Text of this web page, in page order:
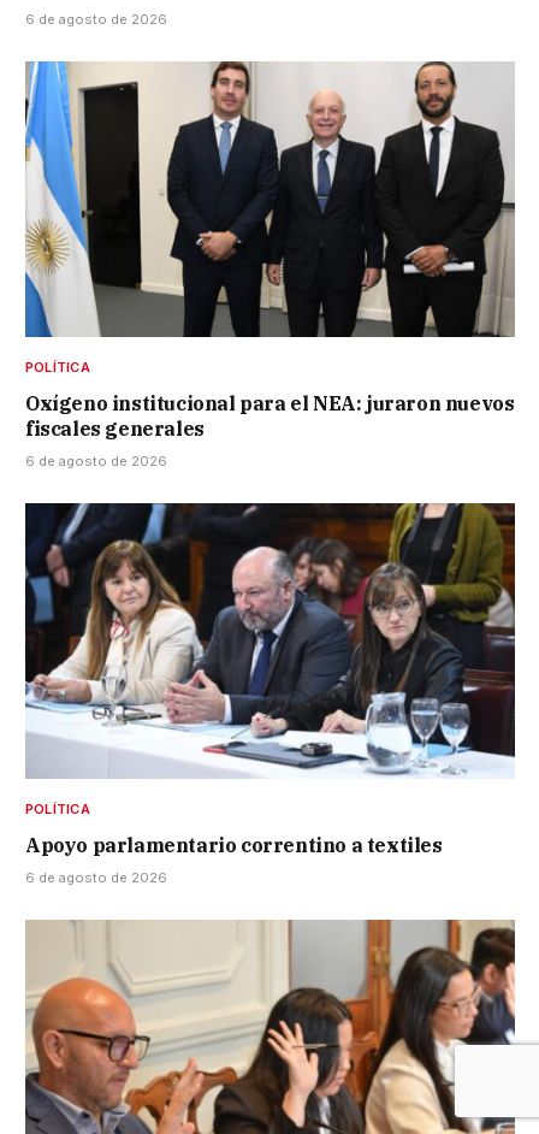
6 de agosto de 2026
POLÍTICA
Oxígeno institucional para el NEA: juraron nuevos
fiscales generales
6 de agosto de 2026
POLÍTICA
Apoyo parlamentario correntino a textiles
6 de agosto de 2026